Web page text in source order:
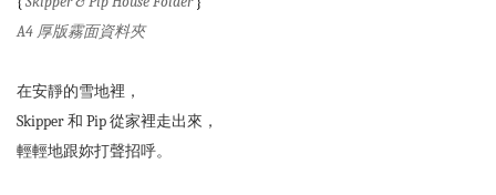
A4 厚版霧面資料夾
在安靜的雪地裡，
Skipper 和 Pip 從家裡走出來，
輕輕地跟妳打聲招呼。